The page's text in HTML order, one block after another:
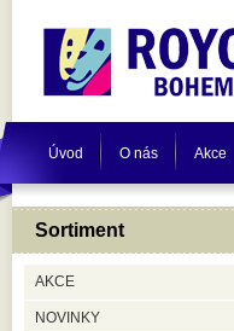
Úvod O nás Akce
Sortiment
AKCE
NOVINKY